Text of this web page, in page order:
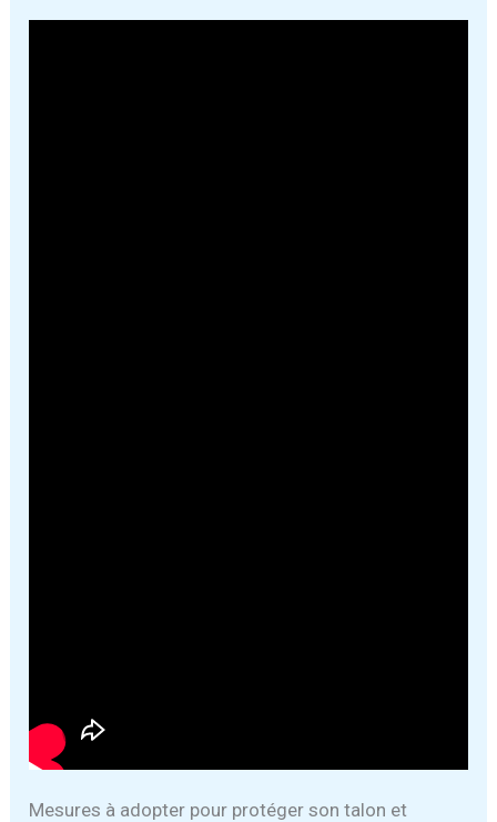
Mesures à adopter pour protéger son talon et